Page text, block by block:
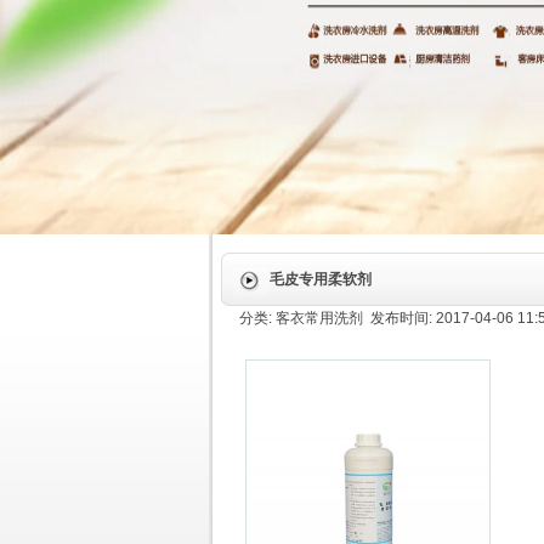
毛皮专用柔软剂
分类: 客衣常用洗剂 发布时间: 2017-04-06